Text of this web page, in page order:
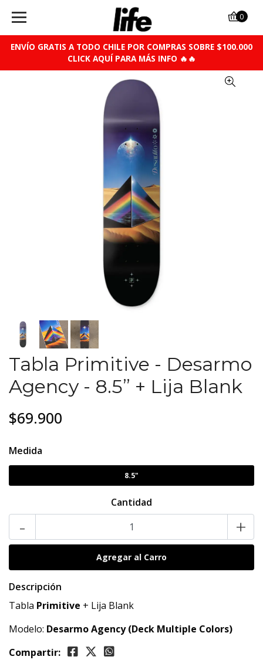
ENVÍO GRATIS A TODO CHILE POR COMPRAS SOBRE $100.000
CLICK AQUÍ PARA MÁS INFO 🔥🔥
0
Tabla Primitive - Desarmo
Agency - 8.5” + Lija Blank
$69.900
Medida
8.5"
Cantidad
- +
Descripción
Tabla Primitive + Lija Blank
Modelo: Desarmo Agency (Deck Multiple Colors)
Compartir: